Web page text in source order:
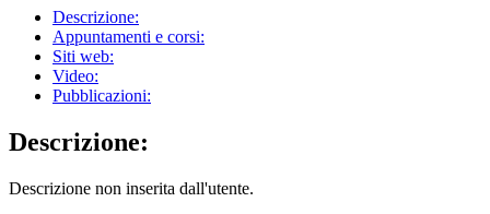
Descrizione:
Appuntamenti e corsi:
Siti web:
Video:
Pubblicazioni:
Descrizione:
Descrizione non inserita dall'utente.